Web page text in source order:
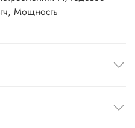
Мощность